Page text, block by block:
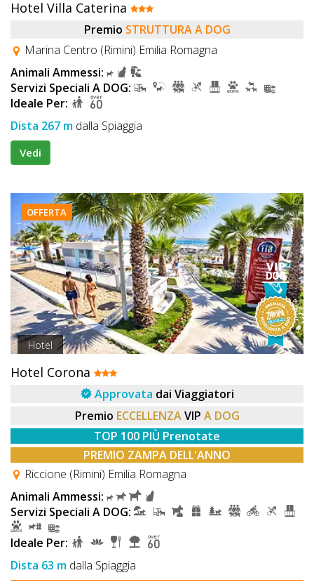
Hotel Villa Caterina
Premio STRUTTURA A DOG
Marina Centro (Rimini) Emilia Romagna
Animali Ammessi:
Servizi Speciali A DOG:
Ideale Per:
Dista 267 m dalla Spiaggia
Vedi
OFFERTA
Hotel
Hotel Corona
Approvata dai Viaggiatori
Premio ECCELLENZA VIP A DOG
TOP 100 PIÙ Prenotate
PREMIO ZAMPA DELL'ANNO
Riccione (Rimini) Emilia Romagna
Animali Ammessi:
Servizi Speciali A DOG:
Ideale Per:
Dista 63 m dalla Spiaggia